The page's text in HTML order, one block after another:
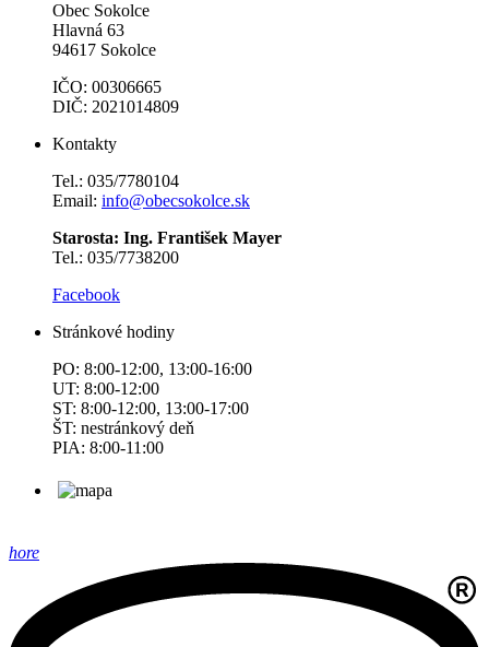
Obec Sokolce
Hlavná 63
94617 Sokolce
IČO: 00306665
DIČ: 2021014809
Kontakty
Tel.: 035/7780104
Email: info@obecsokolce.sk
Starosta: Ing. František Mayer
Tel.: 035/7738200
Facebook
Stránkové hodiny
PO: 8:00-12:00, 13:00-16:00
UT: 8:00-12:00
ST: 8:00-12:00, 13:00-17:00
ŠT: nestránkový deň
PIA: 8:00-11:00
hore